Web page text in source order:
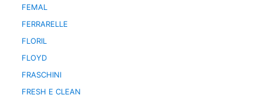
FEMAL
FERRARELLE
FLORIL
FLOYD
FRASCHINI
FRESH E CLEAN